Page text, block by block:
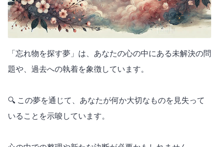
「忘れ物を探す夢」は、あなたの心の中にある未解決の問
題や、過去への執着を象徴しています。
🔍 この夢を通じて、あなたが何か大切なものを見失って
いることを示唆しています。